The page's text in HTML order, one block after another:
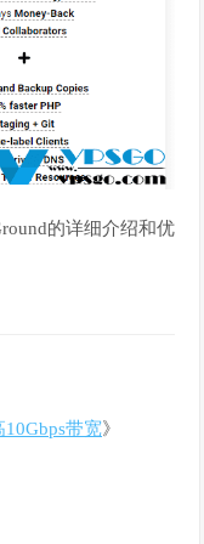
的详细介绍和优
带宽》